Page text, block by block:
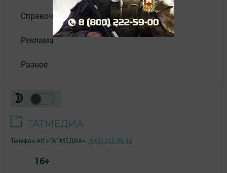
Справочник
Реклама
Разное
Телефон АО «ТАТМЕДИА»: (843) 222 09 84
16+